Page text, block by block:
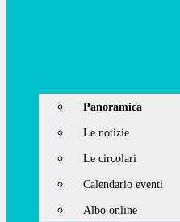
Panoramica
Le notizie
Le circolari
Calendario eventi
Albo online